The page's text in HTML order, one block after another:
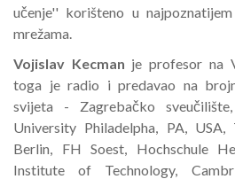
učenje'' korišteno u
mrežama.
Vojislav Kecman je profesor na
toga je radio i predavao na
svijeta - Zagrebačko
University Philadelpha, PA,
Berlin, FH Soest, Hochschule
Institute of Technology,